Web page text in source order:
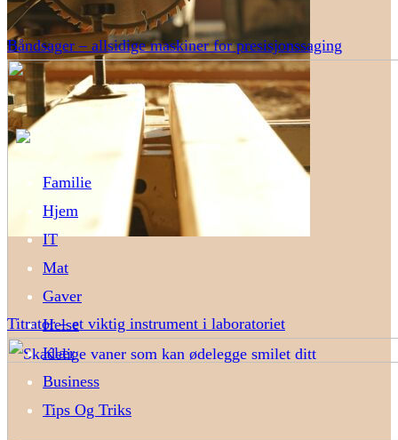
Båndsager – allsidige maskiner for presisjonssaging
Titrator – et viktig instrument i laboratoriet
Familie
Hjem
IT
Mat
Gaver
Helse
Klær
Business
Tips Og Triks